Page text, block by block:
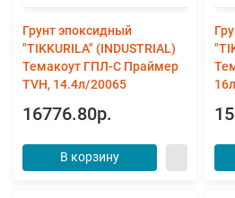
Грунт эпоксидный
"TIKKURILA" (INDUSTRIAL)
Темакоут ГПЛ-С Праймер
TVH, 14.4л/20065
16776.80р.
В корзину